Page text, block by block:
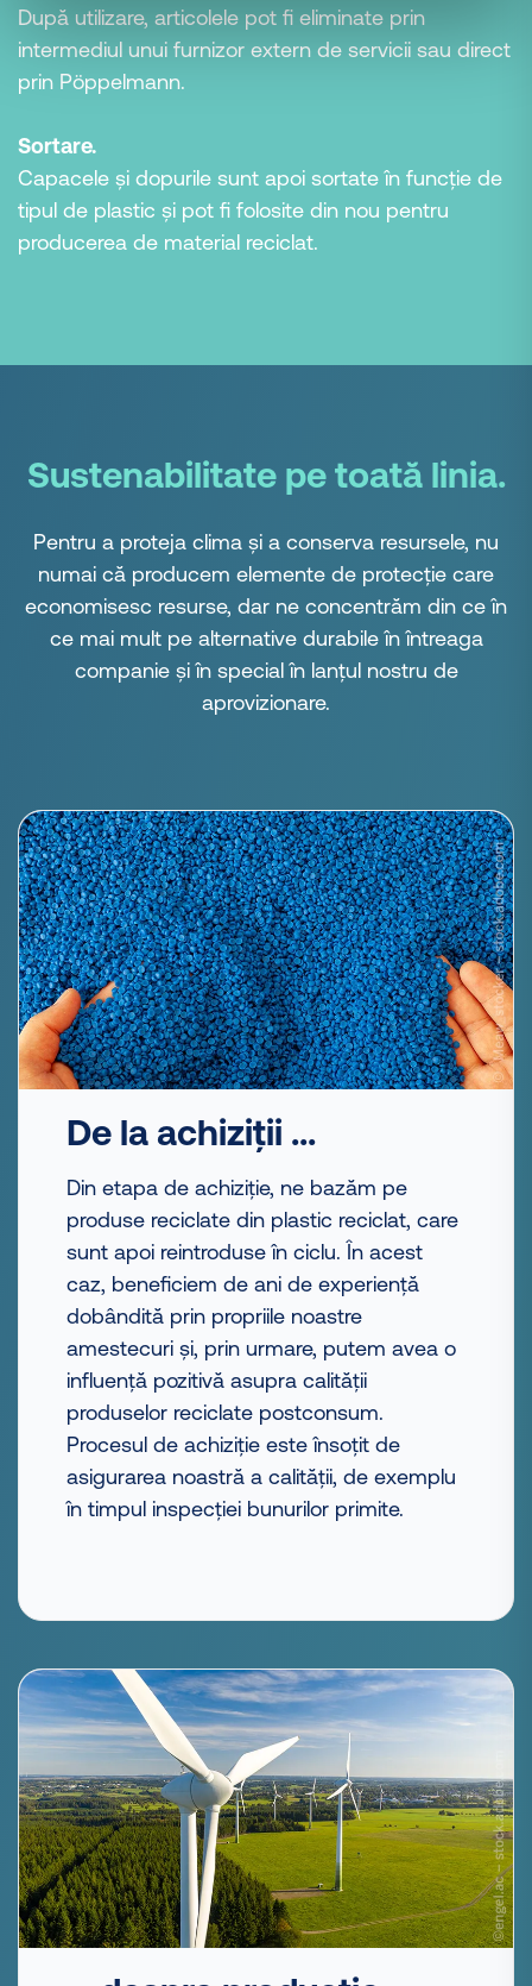
După utilizare, articolele pot fi eliminate prin
intermediul unui furnizor extern de servicii sau direct
prin Pöppelmann.
Sortare.
Capacele și dopurile sunt apoi sortate în funcție de
tipul de plastic și pot fi folosite din nou pentru
producerea de material reciclat.
Sustenabilitate pe toată linia.
Pentru a proteja clima și a conserva resursele, nu
numai că producem elemente de protecție care
economisesc resurse, dar ne concentrăm din ce în
ce mai mult pe alternative durabile în întreaga
companie și în special în lanțul nostru de
aprovizionare.
De la achiziții ...
Din etapa de achiziție, ne bazăm pe
produse reciclate din plastic reciclat, care
sunt apoi reintroduse în ciclu. În acest
caz, beneficiem de ani de experiență
dobândită prin propriile noastre
amestecuri și, prin urmare, putem avea o
influență pozitivă asupra calității
produselor reciclate postconsum.
Procesul de achiziție este însoțit de
asigurarea noastră a calității, de exemplu
în timpul inspecției bunurilor primite.